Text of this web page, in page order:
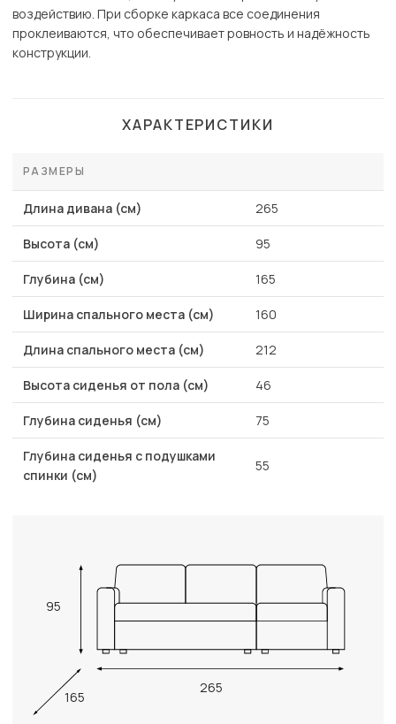
воздействию. При сборке каркаса все соединения
проклеиваются, что обеспечивает ровность и надёжность
конструкции.
ХАРАКТЕРИСТИКИ
РАЗМЕРЫ
Длина дивана (см) 265
Высота (см) 95
Глубина (см) 165
Ширина спального места (см) 160
Длина спального места (см) 212
Высота сиденья от пола (см) 46
Глубина сиденья (см) 75
Глубина сиденья с подушками
спинки (см)
55
95
265
165